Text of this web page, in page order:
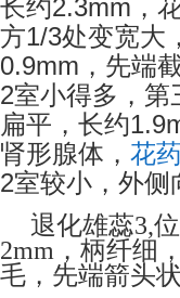
长约2.3mm ，
方1/3处变宽大
0.9mm ，先端
2室小得多，第
扁平，长约
肾形腺体， 花药
2室较小，外侧
退化雄蕊3,
2mm ，柄纤细
毛，先端箭头